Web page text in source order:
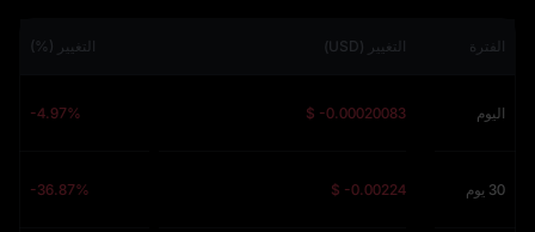
الفترة التغيير (USD) التغيير (%)
اليوم $ -0.00020083
-4.97%
30 يوم $ -0.00224
-36.87%